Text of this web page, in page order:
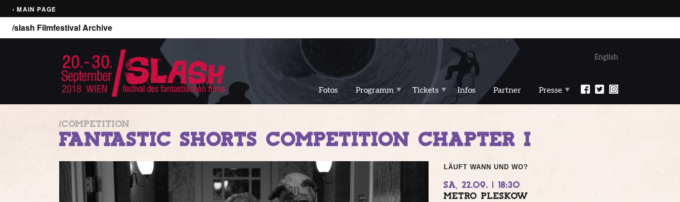
‹ MAIN PAGE
/slash Filmfestival Archive
Fotos Programm Tickets Infos Partner Presse
English
/COMPETITION
FANTASTIC SHORTS COMPETITION CHAPTER I
LÄUFT WANN UND WO?
SA, 22.09. | 18:30
METRO PLESKOW